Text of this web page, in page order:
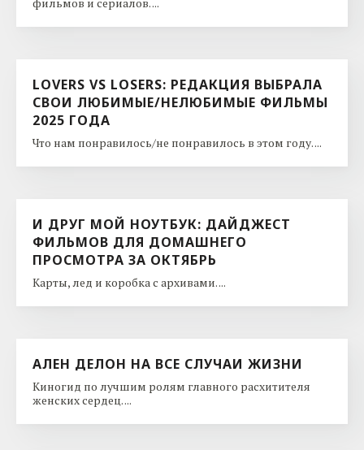
LOVERS VS LOSERS: РЕДАКЦИЯ ВЫБРАЛА
СВОИ ЛЮБИМЫЕ/НЕЛЮБИМЫЕ ФИЛЬМЫ
2025 ГОДА
Что нам понравилось/не понравилось в этом году. ...
И ДРУГ МОЙ НОУТБУК: ДАЙДЖЕСТ
ФИЛЬМОВ ДЛЯ ДОМАШНЕГО
ПРОСМОТРА ЗА ОКТЯБРЬ
Карты, лед и коробка с архивами. ...
АЛЕН ДЕЛОН НА ВСЕ СЛУЧАИ ЖИЗНИ
Киногид по лучшим ролям главного расхитителя
женских сердец. ...